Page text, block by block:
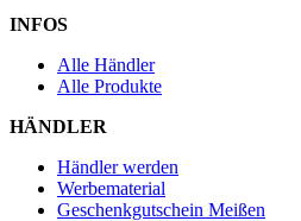
INFOS
Alle Händler
Alle Produkte
HÄNDLER
Händler werden
Werbematerial
Geschenkgutschein Meißen